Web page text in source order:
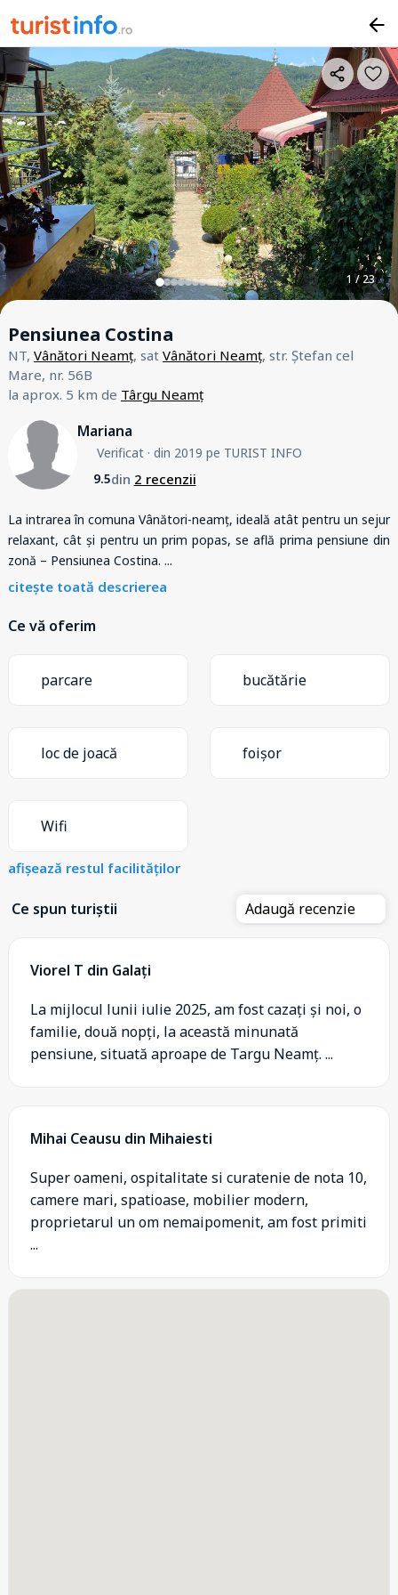
1 / 23
Pensiunea Costina
NT, Vânători Neamț, sat Vânători Neamț, str. Ștefan cel
Mare, nr. 56B
la aprox. 5 km de Târgu Neamț
Mariana
Verificat· din 2019 pe TURIST INFO
9.5din 2 recenzii
La intrarea în comuna Vânători-neamț, ideală atât pentru un sejur
relaxant, cât și pentru un prim popas, se află prima pensiune din
zonă – Pensiunea Costina. ...
citește toată descrierea
Ce vă oferim
parcare bucătărie
loc de joacă foișor
Wifi
afișează restul facilităților
Ce spun turiștii Adaugă recenzie
Viorel T din Galați
La mijlocul lunii iulie 2025, am fost cazați și noi, o
familie, două nopți, la această minunată
pensiune, situată aproape de Targu Neamț. ...
Mihai Ceausu din Mihaiesti
Super oameni, ospitalitate si curatenie de nota 10,
camere mari, spatioase, mobilier modern,
proprietarul un om nemaipomenit, am fost primiti
...